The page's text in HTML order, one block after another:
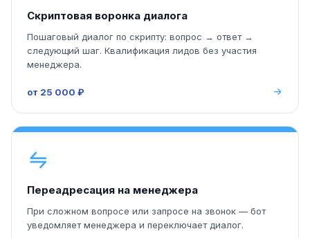
Скриптовая воронка диалога
Пошаговый диалог по скрипту: вопрос → ответ →
следующий шаг. Квалификация лидов без участия
менеджера.
от 25 000 ₽
Переадресация на менеджера
При сложном вопросе или запросе на звонок — бот
уведомляет менеджера и переключает диалог.